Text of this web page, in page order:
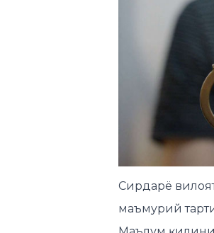
Сирдарё
маъмурий
ой давомида
меҳнат